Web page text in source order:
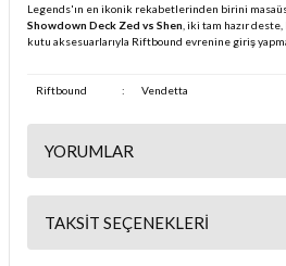
Legends'ın en ikonik rekabetlerinden birini
Showdown Deck Zed vs Shen , iki tam hazır
kutu aksesuarlarıyla Riftbound evrenine giriş
Riftbound : Vendetta
YORUMLAR
TAKSIT SEÇENEKLERI